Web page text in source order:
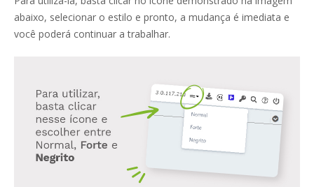
abaixo, selecionar o estilo e pronto, a mudança é imediata e
você poderá continuar a trabalhar.